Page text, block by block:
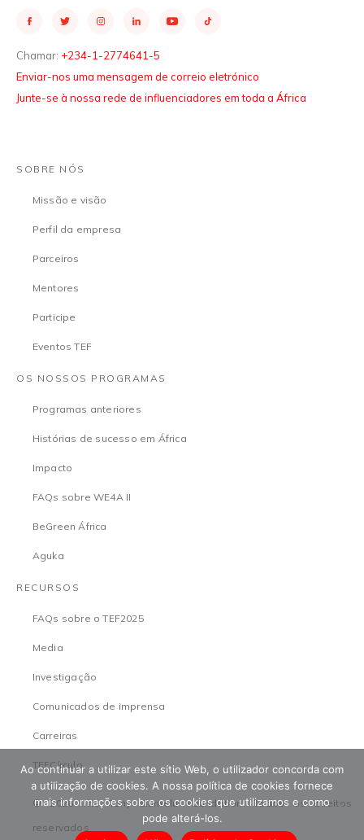
Chamar: +234-1-2774641-5
Enviar-nos uma mensagem de correio eletrónico
Junte-se à nossa rede de influenciadores em toda a África
SOBRE NÓS
Missão e visão
Perfil da empresa
Parceiros
Mentores
Participe
Eventos TEF
OS NOSSOS PROGRAMAS
Programas anteriores
Histórias de sucesso em África
Impacto
FAQs sobre WE4A II
BeGreen África
Aguka
RECURSOS
FAQs sobre o TEF2025
Media
Investigação
Comunicados de imprensa
Carreiras
TEFCírculo
© 2026 The Tony Elumelu Foundation. Todos os direitos
reservados
Ao continuar a utilizar este sítio Web, o utilizador concorda com
a utilização de cookies. A nossa política de cookies fornece
mais informações sobre os cookies que utilizamos e como
pode alterá-los.